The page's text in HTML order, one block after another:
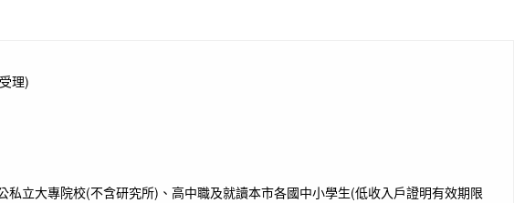
理)
立大專院校(不含研究所)、高中職及就讀本市各國中小學生(低收入戶證明有效期限